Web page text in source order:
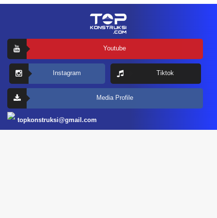
Youtube
Instagram Tiktok
Media Profile
topkonstruksi@gmail.com